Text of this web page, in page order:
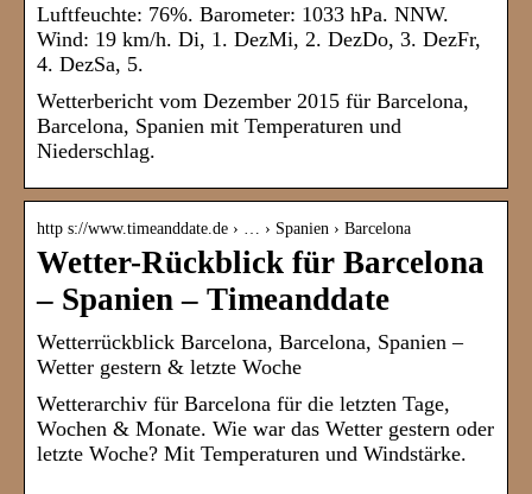
Luftfeuchte: 76%. Barometer: 1033 hPa. NNW.
Wind: 19 km/h. Di, 1. DezMi, 2. DezDo, 3. DezFr,
4. DezSa, 5.
Wetterbericht vom Dezember 2015 für Barcelona,
Barcelona, Spanien mit Temperaturen und
Niederschlag.
http s://www.timeanddate.de › … › Spanien › Barcelona
Wetter-Rückblick für Barcelona
– Spanien – Timeanddate
Wetterrückblick Barcelona, Barcelona, Spanien –
Wetter gestern & letzte Woche
Wetterarchiv für Barcelona für die letzten Tage,
Wochen & Monate. Wie war das Wetter gestern oder
letzte Woche? Mit Temperaturen und Windstärke.